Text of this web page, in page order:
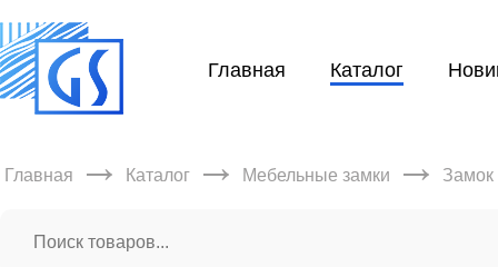
Главная Каталог
Главная → Каталог → Мебельные замки →